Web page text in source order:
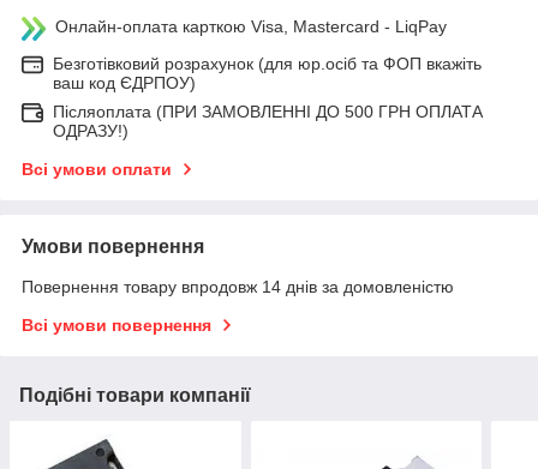
Онлайн-оплата карткою Visa, Mastercard - LiqPay
Безготівковий розрахунок (для юр.осіб та ФОП вкажіть
ваш код ЄДРПОУ)
Післяоплата (ПРИ ЗАМОВЛЕННІ ДО 500 ГРН ОПЛАТА
ОДРАЗУ!)
Всі умови оплати
Умови повернення
Повернення товару впродовж 14 днів за домовленістю
Всі умови повернення
Подібні товари компанії